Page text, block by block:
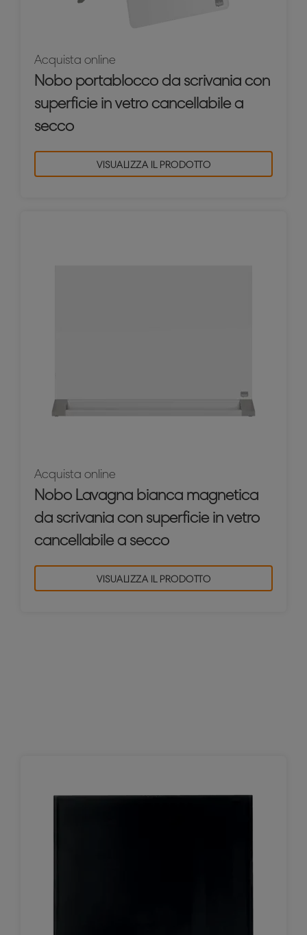
Acquista online
Nobo portablocco da scrivania con
superficie in vetro cancellabile a
secco
VISUALIZZA IL PRODOTTO
Acquista online
Nobo Lavagna bianca magnetica
da scrivania con superficie in vetro
cancellabile a secco
VISUALIZZA IL PRODOTTO